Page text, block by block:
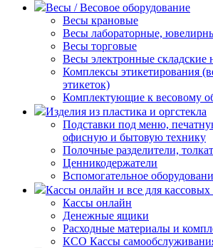
Весы / Весовое оборудование
Весы крановые
Весы лабораторные,
Весы торговые
Весы электронные складские
Комплексы этикетирования
этикеток)
Комплектующие к весовому
Изделия из пластика и оргстекла
Подставки под меню,
офисную и бытовую технику
Полочные разделители,
Ценникодержатели
Вспомогательное
Кассы онлайн и все для кассовых
Кассы онлайн
Денежные ящики
Расходные материалы и
КСО Кассы